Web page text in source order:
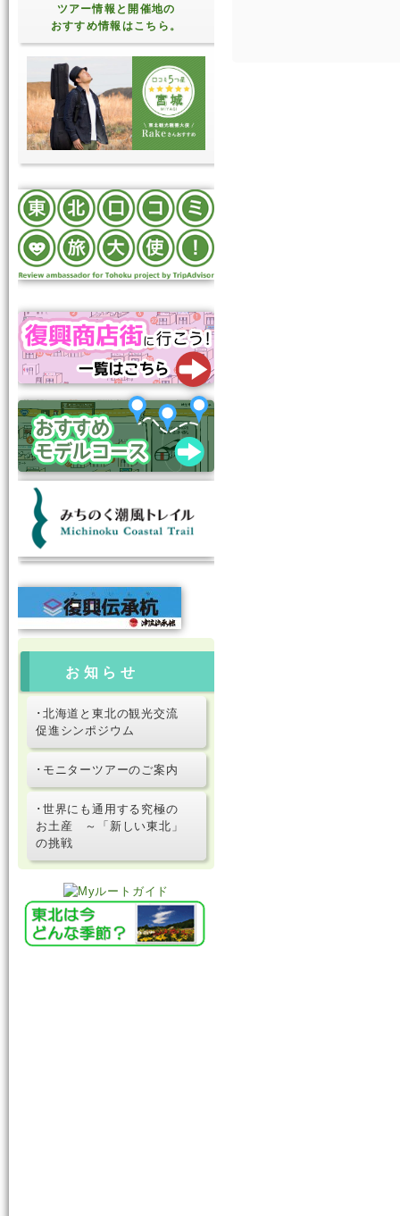
ツアー情報と開催地の
おすすめ情報はこちら。
お知らせ
･北海道と東北の観光交流
促進シンポジウム
･モニターツアーのご案内
･世界にも通用する究極の
お土産 ～「新しい東北」
の挑戦